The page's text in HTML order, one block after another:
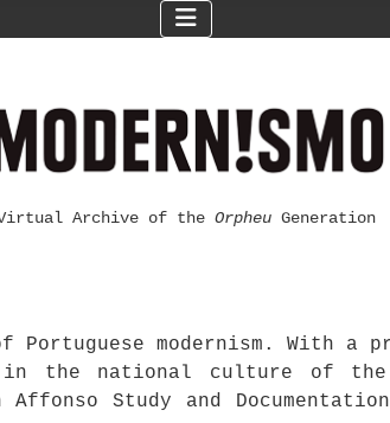
Archive of the Orpheu Generation
Portuguese modernism.
in the national culture of
Study and Documentation